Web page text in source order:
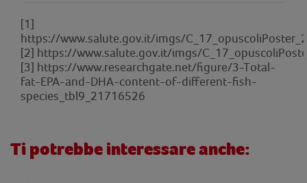
[1]
https://www.salute.gov.it/imgs/
[2] https://www.salute.gov.it/imgs/
[3] https://www.researchgate.net/figure/3-Total-
fat-EPA-and-DHA-content-of-different-fish-
species_tbl9_21716526
Ti potrebbe interessare anche: